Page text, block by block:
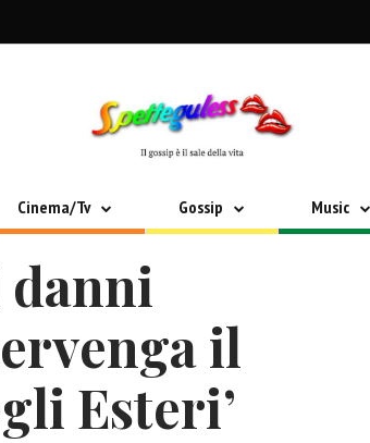
Cinema/Tv Gossip Music
danni
il
Esteri’